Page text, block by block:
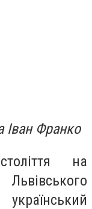
Іван Франко
на
Львівського